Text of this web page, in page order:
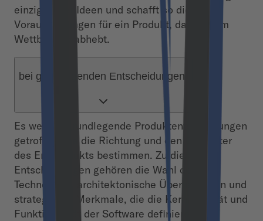
einzigartiger Ideen und schafft so die
Voraussetzungen für ein Produkt, das sich im
Wettbewerb abhebt.
bei grundlegenden Entscheidungen.
Es werden grundlegende Produktentscheidungen
getroffen, die die Richtung und den Charakter
des Endprodukts bestimmen. Zu diesen
Entscheidungen gehören die Wahl der
Technologie, architektonische Überlegungen und
strategische Merkmale, die die Kernidentität und
Funktionalität der Software definieren.